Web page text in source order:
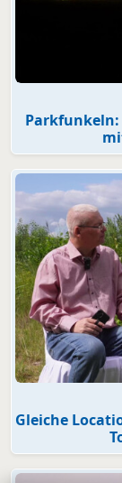
Parkfunkeln:
Gleiche